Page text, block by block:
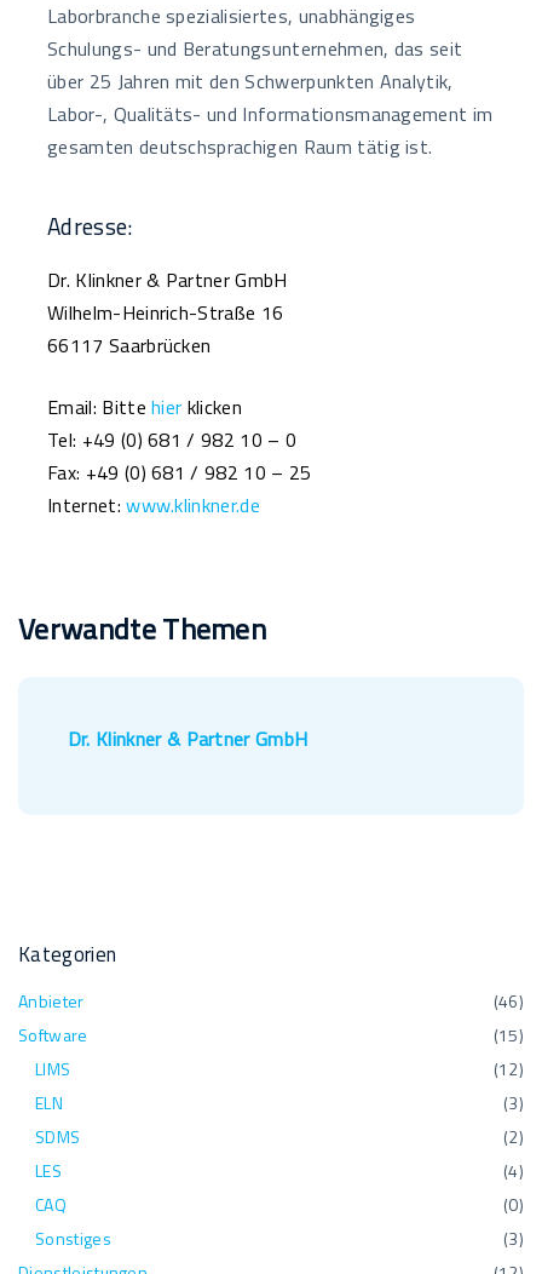
Laborbranche spezialisiertes, unabhängiges
Schulungs- und Beratungsunternehmen, das seit
über 25 Jahren mit den Schwerpunkten Analytik,
Labor-, Qualitäts- und Informationsmanagement im
gesamten deutschsprachigen Raum tätig ist.
Adresse:
Dr. Klinkner & Partner GmbH
Wilhelm-Heinrich-Straße 16
66117 Saarbrücken
Email: Bittehier klicken
Tel: +49 (0) 681 / 982 10 – 0
Fax: +49 (0) 681 / 982 10 – 25
Internet:www.klinkner.de
Verwandte Themen
Dr. Klinkner & Partner GmbH
Kategorien
(46)
Anbieter
(15)
Software
(12)
LIMS
(3)
ELN
(2)
SDMS
(4)
LES
(0)
CAQ
(3)
Sonstiges